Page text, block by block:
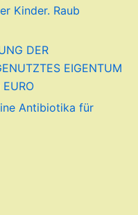
Kinder. Raub
DER
EIGENTUM
Antibiotika für